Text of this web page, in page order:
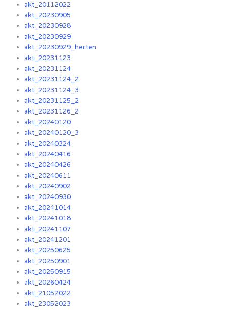
akt_20112022
akt_20230905
akt_20230928
akt_20230929
akt_20230929_herten
akt_20231123
akt_20231124
akt_20231124_2
akt_20231124_3
akt_20231125_2
akt_20231126_2
akt_20240120
akt_20240120_3
akt_20240324
akt_20240416
akt_20240426
akt_20240611
akt_20240902
akt_20240930
akt_20241014
akt_20241018
akt_20241107
akt_20241201
akt_20250625
akt_20250901
akt_20250915
akt_20260424
akt_21052022
akt_23052023